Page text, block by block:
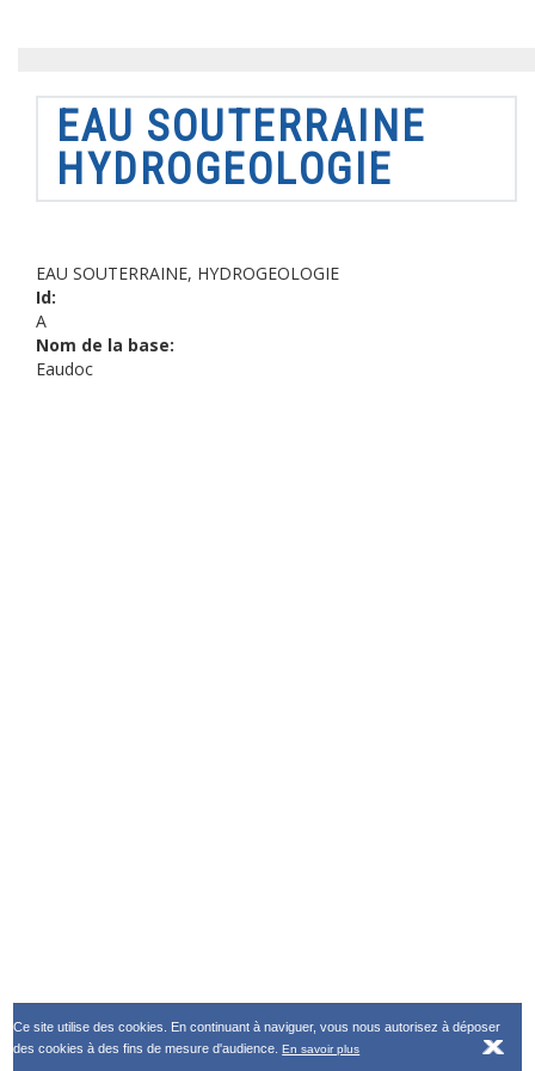
EAU SOUTERRAINE
HYDROGEOLOGIE
EAU SOUTERRAINE, HYDROGEOLOGIE
Id:
A
Nom de la base:
Eaudoc
Ce site utilise des cookies. En continuant à naviguer, vous nous autorisez à déposer
des cookies à des fins de mesure d'audience.En savoir plus